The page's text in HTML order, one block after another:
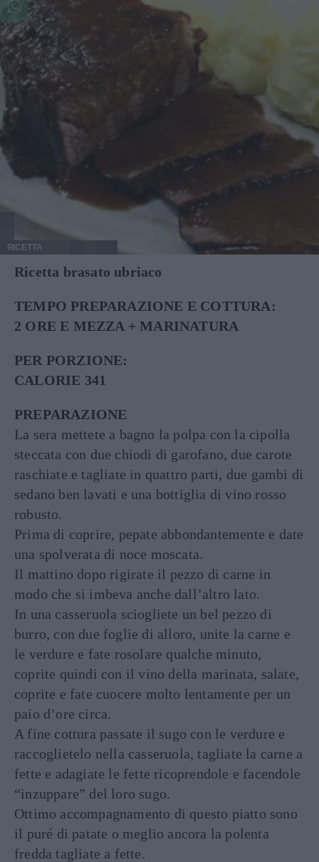
RICETTA
Ricetta brasato ubriaco
TEMPO PREPARAZIONE E COTTURA:
2 ORE E MEZZA + MARINATURA
PER PORZIONE:
CALORIE 341
PREPARAZIONE
La sera mettete a bagno la polpa con la cipolla
steccata con due chiodi di garofano, due carote
raschiate e tagliate in quattro parti, due gambi di
sedano ben lavati e una bottiglia di vino rosso
robusto.
Prima di coprire, pepate abbondantemente e date
una spolverata di noce moscata.
Il mattino dopo rigirate il pezzo di carne in
modo che si imbeva anche dall’altro lato.
In una casseruola sciogliete un bel pezzo di
burro, con due foglie di alloro, unite la carne e
le verdure e fate rosolare qualche minuto,
coprite quindi con il vino della marinata, salate,
coprite e fate cuocere molto lentamente per un
paio d’ore circa.
A fine cottura passate il sugo con le verdure e
raccoglietelo nella casseruola, tagliate la carne a
fette e adagiate le fette ricoprendole e facendole
“inzuppare” del loro sugo.
Ottimo accompagnamento di questo piatto sono
il puré di patate o meglio ancora la polenta
fredda tagliate a fette.